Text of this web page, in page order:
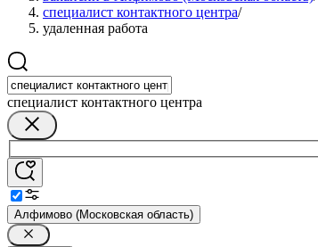
специалист контактного центра/
удаленная работа
специалист контактного центра
Алфимово (Московская область)